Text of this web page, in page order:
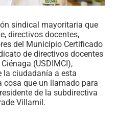
sindical mayoritaria que
directivos docentes,
del Municipio Certificado
de directivos docentes
(USDIMCI),
la ciudadanía a esta
cosa que un llamado para
de la subdirectiva
Villamil.